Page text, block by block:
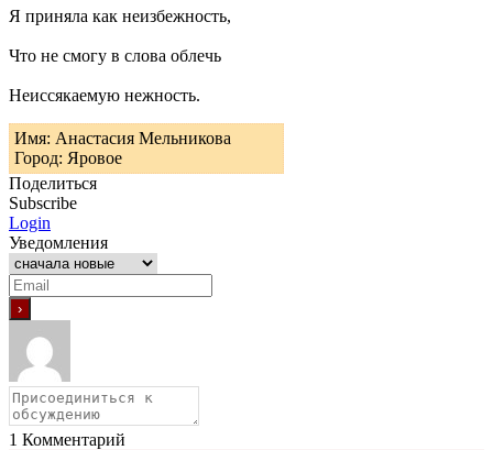
Я приняла как неизбежность,
Что не смогу в слова облечь
Неиссякаемую нежность.
Имя: Анастасия Мельникова
Город: Яровое
Поделиться
Subscribe
Login
Уведомления
1 Комментарий